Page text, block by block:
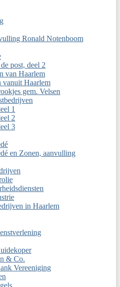
Ronald Notenboom
post, deel 2
van Haarlem
vanuit Haarlem
gem. Velsen
1
2
3
en Zonen, aanvulling
in Haarlem
& Co.
Vereeniging